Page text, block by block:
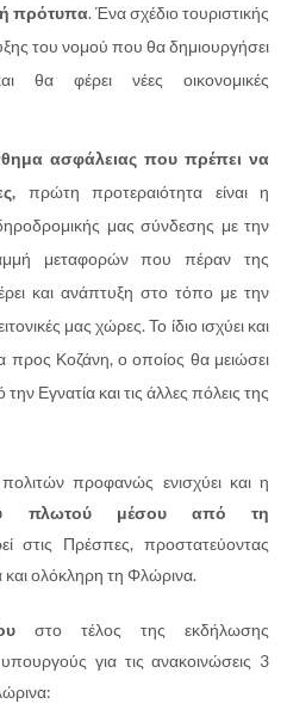
πρότυπα. Ένα σχέδιο τουριστικής
του νομού που θα δημιουργήσει
θα φέρει νέες οικονομικές
ασφάλειας που πρέπει να
πρώτη προτεραιότητα είναι η
μας σύνδεσης με την
μεταφορών που πέραν της
και ανάπτυξη στο τόπο με την
μας χώρες. Το ίδιο ισχύει και
προς Κοζάνη, ο οποίος θα μειώσει
Εγνατία και τις άλλες πόλεις της
προφανώς ενισχύει και η
πλωτού μέσου από τη
στις Πρέσπες, προστατεύοντας
και ολόκληρη τη Φλώρινα.
στο τέλος της εκδήλωσης
για τις ανακοινώσεις 3